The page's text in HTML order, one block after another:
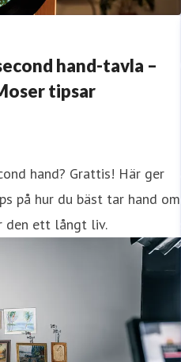
hand-tavla –
tipsar
hand? Grattis! Här ger
på hur du bäst tar hand om
den ett långt liv.